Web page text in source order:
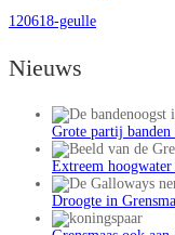
120618-geulle
Nieuws
Grote partij banden
Extreem
Droogte in